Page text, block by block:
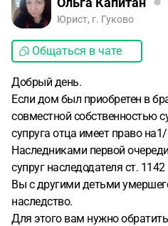
Юрист, г. Гуково
Общаться в чате
Добрый день.
Если дом был приобретен в
совместной собственностью
супруга отца имеет право
Наследниками первой
супруг наследодателя ст.
Вы с другими детьми
наследство.
Для этого вам нужно